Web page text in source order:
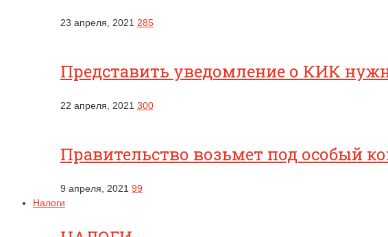
23 апреля, 2021 285
Представить уведомление о КИК
22 апреля, 2021 300
Правительство возьмет под особый
9 апреля, 2021 99
Налоги